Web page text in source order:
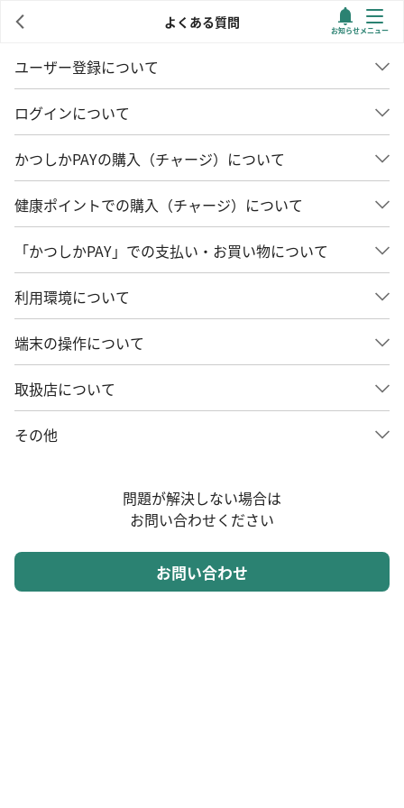
よくある質問 お知らせメニュー
ユーザー登録について
ログインについて
かつしかPAYの購入（チャージ）について
健康ポイントでの購入（チャージ）について
「かつしかPAY」での支払い・お買い物について
利用環境について
端末の操作について
取扱店について
その他
問題が解決しない場合は
お問い合わせください
お問い合わせ